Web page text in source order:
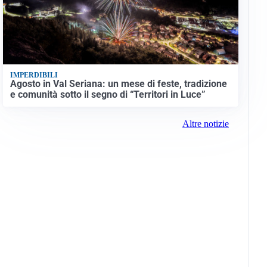
IMPERDIBILI
Agosto in Val Seriana: un mese di feste, tradizione
e comunità sotto il segno di “Territori in Luce”
Altre notizie